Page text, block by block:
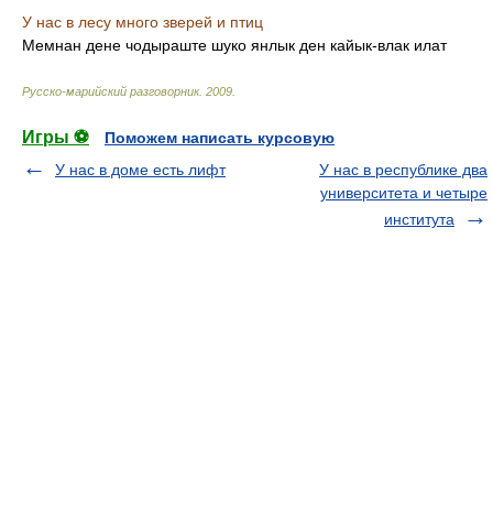
У нас в лесу много зверей и птиц
Мемнан дене чодыраште шуко янлык ден кайык-влак илат
Русско-марийский разговорник. 2009
Игры ⚽
Поможем написать курсовую
У нас в доме есть лифт
У нас в республике два
университета и четыре
института